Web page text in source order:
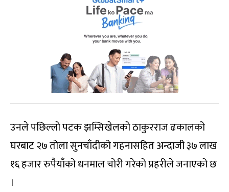
उनले पछिल्लो पटक झम्सिखेलको ठाकुरराज ढकालको
घरबाट २७ तोला सुनचाँदीको गहनासहित अन्दाजी ३७ लाख
१६ हजार रुपैयाँको धनमाल चोरी गरेको प्रहरीले जनाएको छ
।